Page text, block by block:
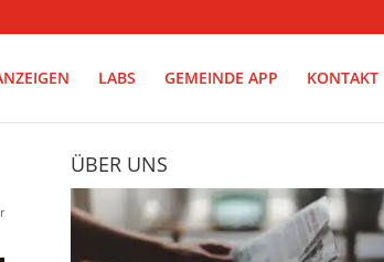
LABS GEMEINDE APP KONTAKT
ÜBER UNS